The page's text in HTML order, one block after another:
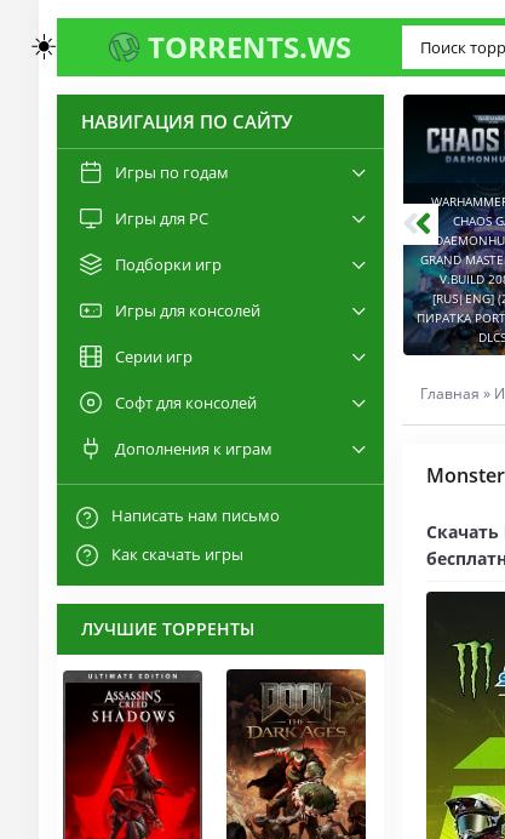
TORRENTS.WS
НАВИГАЦИЯ ПО САЙТУ
Игры по годам
Игры для PC
Подборки игр
Игры для консолей
Серии игр
Софт для консолей
Дополнения к играм
Написать нам письмо
Как скачать игры
ЛУЧШИЕ ТОРРЕНТЫ
3.0
RESIDENT EVIL 9:
REQUIEM - DELUXE
EDITION V.BUILD
(2026) PC ПИРАТКА
[RUS|ENG] (2026) PC
CHAOS
GRAND
V.BUILD
[RUS|ENG]
ПИРАТКА
Главная »
Скачать
☀️